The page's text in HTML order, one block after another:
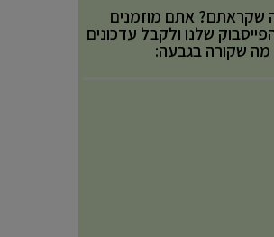
אתם מוזמנים
שלנו ולקבל עדכונים
מה שקורה בגבעה: